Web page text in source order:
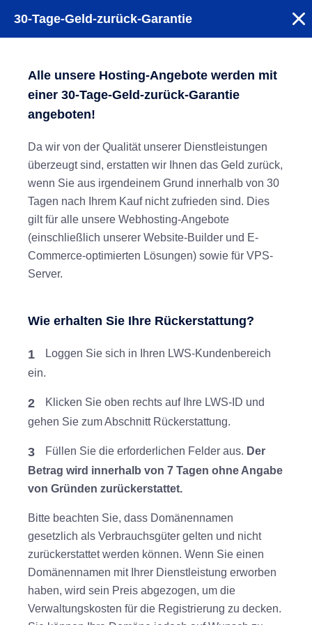
30-Tage-Geld-zurück-Garantie
Alle unsere Hosting-Angebote werden mit
einer 30-Tage-Geld-zurück-Garantie
angeboten!
Da wir von der Qualität unserer Dienstleistungen
überzeugt sind, erstatten wir Ihnen das Geld zurück,
wenn Sie aus irgendeinem Grund innerhalb von 30
Tagen nach Ihrem Kauf nicht zufrieden sind. Dies
gilt für alle unsere Webhosting-Angebote
(einschließlich unserer Website-Builder und E-
Commerce-optimierten Lösungen) sowie für VPS-
Server.
Wie erhalten Sie Ihre Rückerstattung?
1
Loggen Sie sich in Ihren LWS-Kundenbereich
ein.
2
Klicken Sie oben rechts auf Ihre LWS-ID und
gehen Sie zum Abschnitt Rückerstattung.
3 Füllen Sie die erforderlichen Felder aus. Der
Betrag wird innerhalb von 7 Tagen ohne Angabe
von Gründen zurückerstattet.
Bitte beachten Sie, dass Domänennamen
gesetzlich als Verbrauchsgüter gelten und nicht
zurückerstattet werden können. Wenn Sie einen
Domänennamen mit Ihrer Dienstleistung erworben
haben, wird sein Preis abgezogen, um die
Verwaltungskosten für die Registrierung zu decken.